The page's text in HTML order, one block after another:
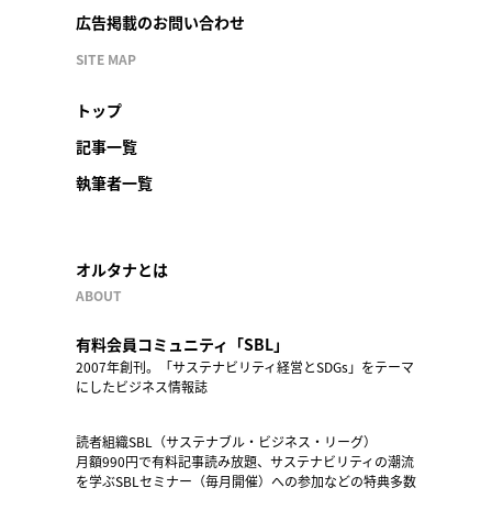
広告掲載のお問い合わせ
SITE MAP
トップ
記事一覧
執筆者一覧
オルタナとは
ABOUT
有料会員コミュニティ「SBL」
2007年創刊。「サステナビリティ経営とSDGs」をテーマ
にしたビジネス情報誌
読者組織SBL（サステナブル・ビジネス・リーグ）
月額990円で有料記事読み放題、サステナビリティの潮流
を学ぶSBLセミナー（毎月開催）への参加などの特典多数